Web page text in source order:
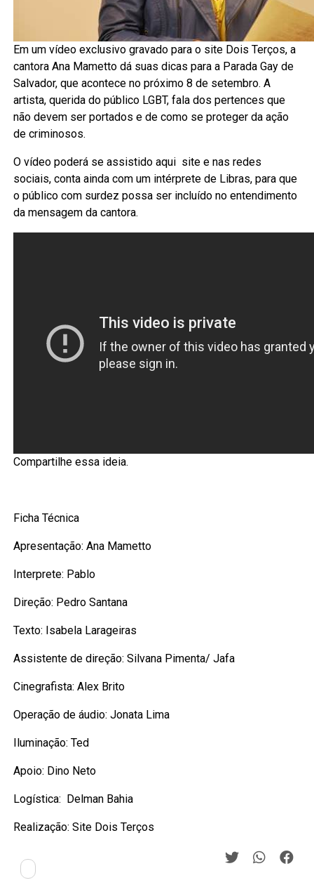
Em um vídeo exclusivo gravado para o site Dois Terços, a
cantora Ana Mametto dá suas dicas para a Parada Gay de
Salvador, que acontece no próximo 8 de setembro. A
artista, querida do público LGBT, fala dos pertences que
não devem ser portados e de como se proteger da ação
de criminosos.
O vídeo poderá se assistido aqui site e nas redes
sociais, conta ainda com um intérprete de Libras, para que
o público com surdez possa ser incluído no entendimento
da mensagem da cantora.
Compartilhe essa ideia.
Ficha Técnica
Apresentação: Ana Mametto
Interprete: Pablo
Direção: Pedro Santana
Texto: Isabela Larageiras
Assistente de direção: Silvana Pimenta/ Jafa
Cinegrafista: Alex Brito
Operação de áudio: Jonata Lima
Iluminação: Ted
Apoio: Dino Neto
Logística: Delman Bahia
Realização: Site Dois Terços